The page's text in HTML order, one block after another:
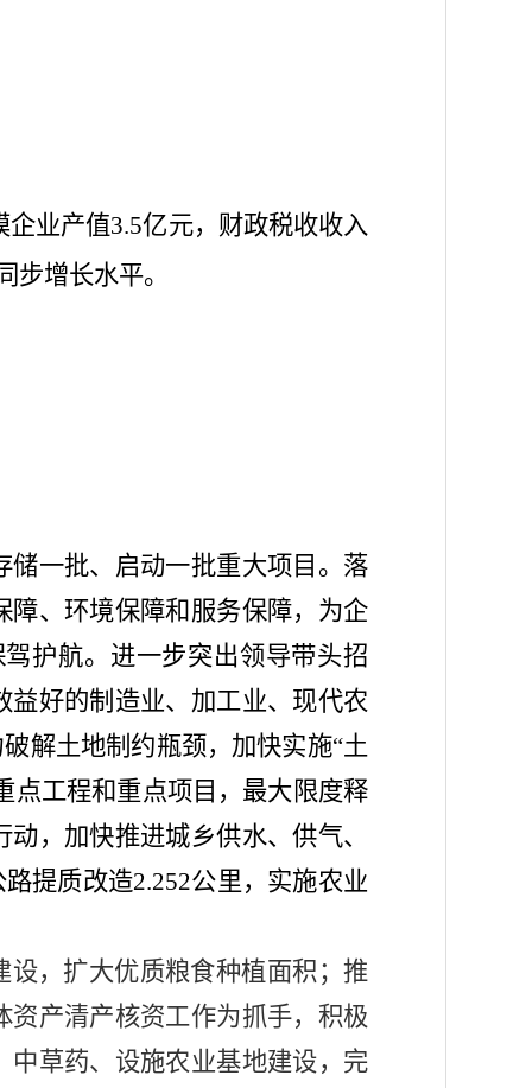
企业产值3.5亿元，财政税收收入
步增长水平。
一批、启动一批重大项目。落
、环境保障和服务保障，为企
护航。进一步突出领导带头招
好的制造业、加工业、现代农
解土地制约瓶颈，加快实施“土
点工程和重点项目，最大限度释
，加快推进城乡供水、供气、
提质改造2.252公里，实施农业
设，扩大优质粮食种植面积；推
产清产核资工作为抓手，积极
草药、设施农业基地建设，完